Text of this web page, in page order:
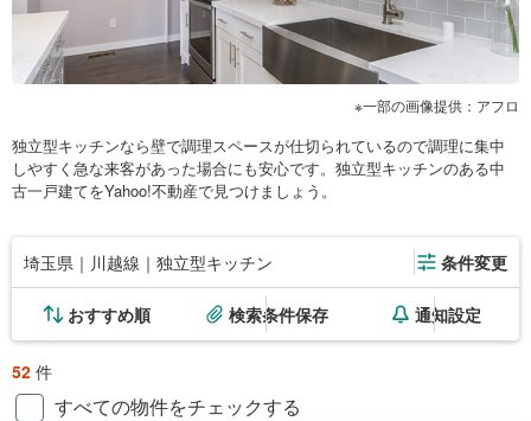
一部の画像提供：アフロ
独立型キッチンなら壁で調理スペースが仕切られているので調理に集中
しやすく急な来客があった場合にも安心です。独立型キッチンのある中
古一戸建てをYahoo!不動産で見つけましょう。
埼玉県｜川越線｜独立型キッチン 条件変更
おすすめ順 検索条件保存 通知設定
52 件
すべての物件をチェックする